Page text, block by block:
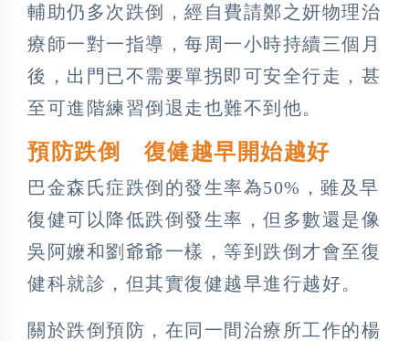
輔助仍多次跌倒，經自費請鄭之妍物理治
療師一對一指導，每周一小時持續三個月
後，出門已不需要單拐即可安全行走，甚
至可進階練習倒退走也難不到他。
預防跌倒 復健越早開始越好
巴金森氏症跌倒的發生率為50%，雖及早
復健可以降低跌倒發生率，但多數還是像
吳阿嬤和劉爺爺一樣，等到跌倒才會至復
健科就診，但其實復健越早進行越好。
關於跌倒預防，在同一間治療所工作的楊